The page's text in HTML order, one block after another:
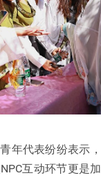
年代表纷纷表示
互动环节更是